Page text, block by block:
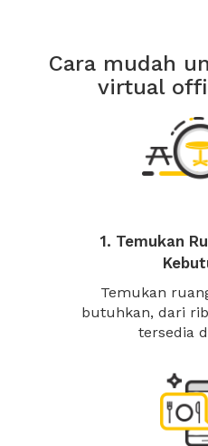
Cara mudah
virtual
1. Temukan
Temukan
butuhkan, dari
tersedia